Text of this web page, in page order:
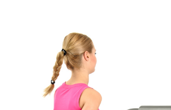
Envie de